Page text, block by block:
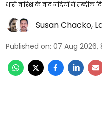
भारी बारिश के बाद नदियों में
Susan Chacko,
Published on: 07 Aug 2026,